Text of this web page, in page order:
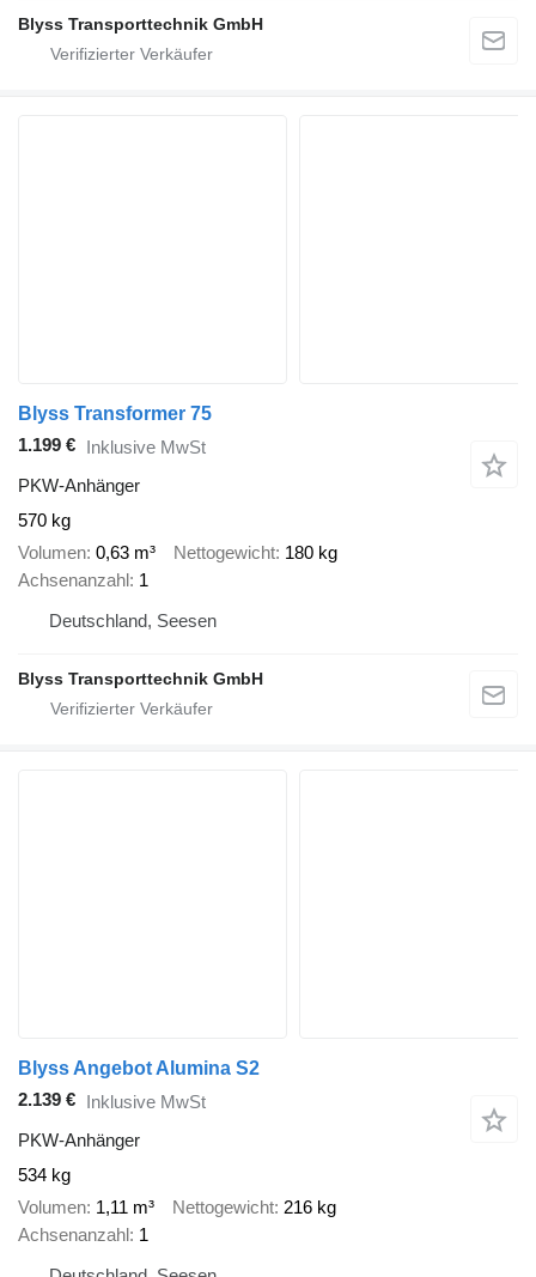
Blyss Transporttechnik GmbH
Blyss Transformer 75
1.199 € Inklusive MwSt
PKW-Anhänger
570 kg
Volumen 0,63 m³ Nettogewicht 180 kg
Achsenanzahl 1
Deutschland, Seesen
Blyss Transporttechnik GmbH
Blyss Angebot Alumina S2
2.139 € Inklusive MwSt
PKW-Anhänger
534 kg
Volumen 1,11 m³ Nettogewicht 216 kg
Achsenanzahl 1